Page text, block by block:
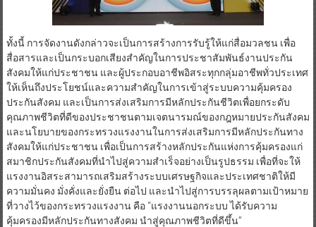
ทั้งนี้ การจัดงานดังกล่าวจะเป็นการสร้างการรับรู้ให้แก่สื่อมวลชน เพื่อ
สื่อสารและเป็นกระบอกเสียงสำคัญในการประชาสัมพันธ์งานประกัน
สังคมให้แก่ประชาชน และผู้ประกอบอาชีพอิสระทุกกลุ่มอาชีพทั่วประเทศ
ให้เห็นถึงประโยชน์และความสำคัญในการเข้าสู่ระบบความคุ้มครอง
ประกันสังคม และเป็นการส่งเสริมการมีหลักประกันชีวิตเพื่อยกระดับ
คุณภาพชีวิตที่ดีของประชาชนตามเจตนารมณ์ของกฎหมายประกันสังคม
และนโยบายของกระทรวงแรงงานในการส่งเสริมการมีหลักประกันทาง
สังคมให้แก่ประชาชน เพื่อเป็นการสร้างหลักประกันแห่งการคุ้มครองแก่
สมาชิกประกันสังคมที่นำไปสู่ความสำเร็จอย่างเป็นรูปธรรม เพื่อที่จะให้
แรงงานอิสระสามารถเสริมสร้างระบบเศรษฐกิจและประเทศชาติให้มี
ความมั่นคง มั่งคั่งและยั่งยืน ต่อไป และนำไปสู่การบรรลุผลตามเป้าหมาย
ที่วางไว้ของกระทรวงแรงงาน คือ “แรงงานนอกระบบ ได้รับความ
คุ้มครองมีหลักประกันทางสังคม นำสู่คุณภาพชีวิตที่ดีขึ้น”